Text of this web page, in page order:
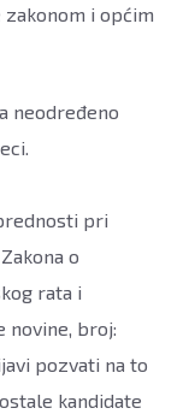
i općim
neodređeno
pri
o
rata i
novine, broj:
pozvati na to
kandidate